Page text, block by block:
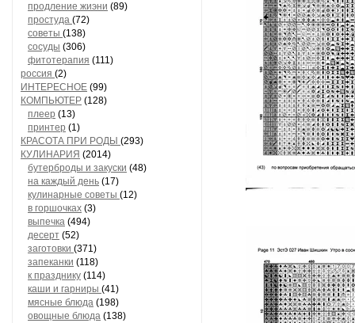
продление жиэни (89)
простуда (72)
советы (138)
сосуды (306)
фитотерапия (111)
россия (2)
ИНТЕРЕСНОЕ (99)
КОМПЬЮТЕР (128)
плеер (13)
принтер (1)
КРАСОТА ПРИ РОДЫ (293)
КУЛИНАРИЯ (2014)
бутерброды и закуски (48)
на каждый день (17)
кулинарные советы (12)
в горшочках (3)
выпечка (494)
десерт (52)
заготовки (371)
запеканки (118)
к празднику (114)
каши и гарниры (41)
мясные блюда (198)
овощные блюда (138)